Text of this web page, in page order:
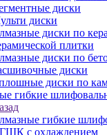
диски
диски
диски по
плитки
диски по
диски
диски по
гибкие
гибкие
с охлаждением